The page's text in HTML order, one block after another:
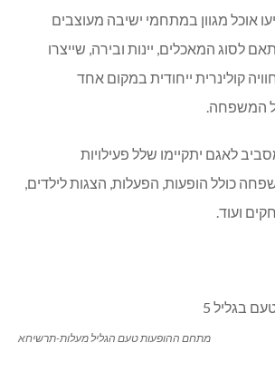
אוכל מגוון במתחמי ישיבה מעוצבים
לסוג המאכלים, יינות ובירה, שייצרו
קולינרית ייחודית במקום אחד
המשפחה.
לאגם יתקיימו שלל פעילויות
כולל הופעות, הפעלות, הצגות לילדים,
ועוד.
מתחם ההופעות טעם הגליל מעלות-תרשיחא